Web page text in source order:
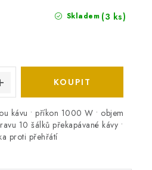
Skladem (3 ks)
kávu • příkon 1000 W • objem
10 šálků překapávané kávy •
proti přehřátí